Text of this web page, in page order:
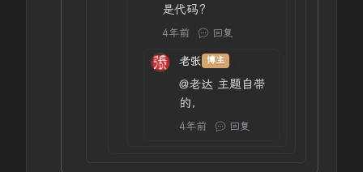
是代码?
4年前 回复
老张 博主
@老达 主题自带
的，
4年前 回复